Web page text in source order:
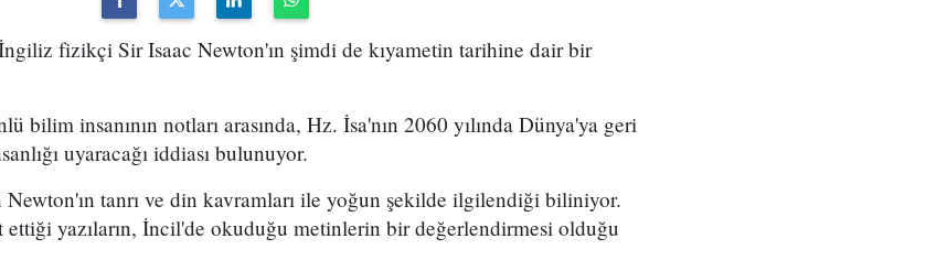
fizikçi Sir Isaac Newton'ın şimdi de kıyametin tarihine dair bir
bilim insanının notları arasında, Hz. İsa'nın 2060 yılında Dünya'ya geri
uyaracağı iddiası bulunuyor.
Newton'ın tanrı ve din kavramları ile yoğun şekilde ilgilendiği biliniyor.
ettiği yazıların, İncil'de okuduğu metinlerin bir değerlendirmesi olduğu